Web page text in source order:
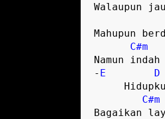
Walaupun
Mahupun
C#m
Namun
- E
D
C#m
Bagaikan